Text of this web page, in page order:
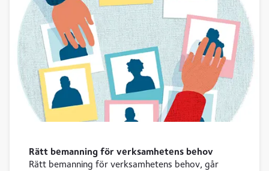
Rätt bemanning för verksamhetens behov
Rätt bemanning för verksamhetens behov, går